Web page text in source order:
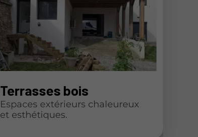
Terrasses bois
Espaces extérieurs chaleureux
et esthétiques.